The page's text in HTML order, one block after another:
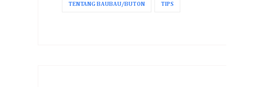
TENTANG BAUBAU/BUTON TIPS